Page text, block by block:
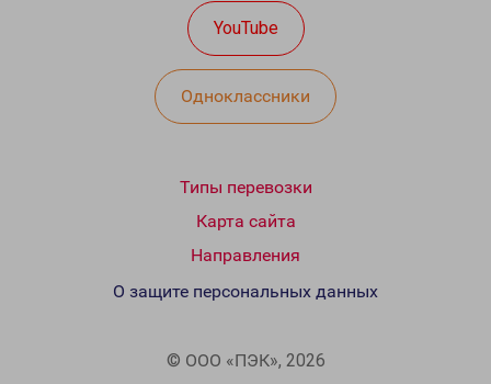
YouTube
Одноклассники
Типы перевозки
Карта сайта
Направления
© ООО «ПЭК», 2026
О защите персональных данных